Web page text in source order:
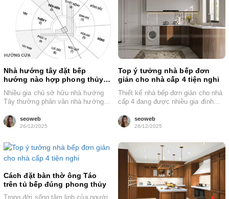
Nhà hướng tây đặt bếp
hướng nào hợp phong thủy
hút tài lộc
Nhiều gia chủ sở hữu nhà hướng
Tây thường phân vân nhà hướng
seoweb
26/12/2025
Top ý tưởng nhà bếp đơn
giản cho nhà cấp 4 tiện nghi
Thiết kế nhà bếp đơn giản cho nhà
cấp 4 đang được nhiều gia đình
seoweb
26/12/2025
Cách đặt bàn thờ ông Táo
trên tủ bếp đúng phong thủy
Trong đời sống tâm linh của người